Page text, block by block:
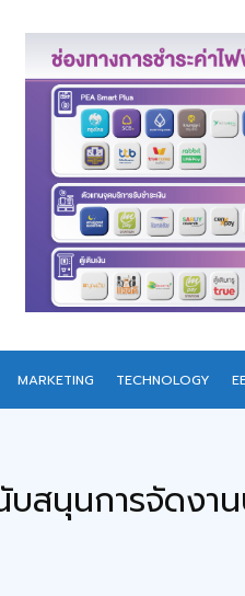
MARKETING TECHNOLOGY
บสนุนการจัดง